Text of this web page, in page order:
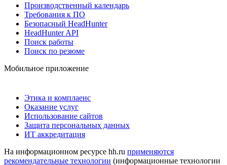
Производственный календарь
Требования к ПО
Безопасный HeadHunter
HeadHunter API
Поиск работы
Поиск по резюме
Мобильное приложение
Этика и комплаенс
Оказание услуг
Использование сайтов
Защита персональных данных
ИТ аккредитация
На информационном ресурсе hh.ru применяются
рекомендательные технологии (информационные технологии